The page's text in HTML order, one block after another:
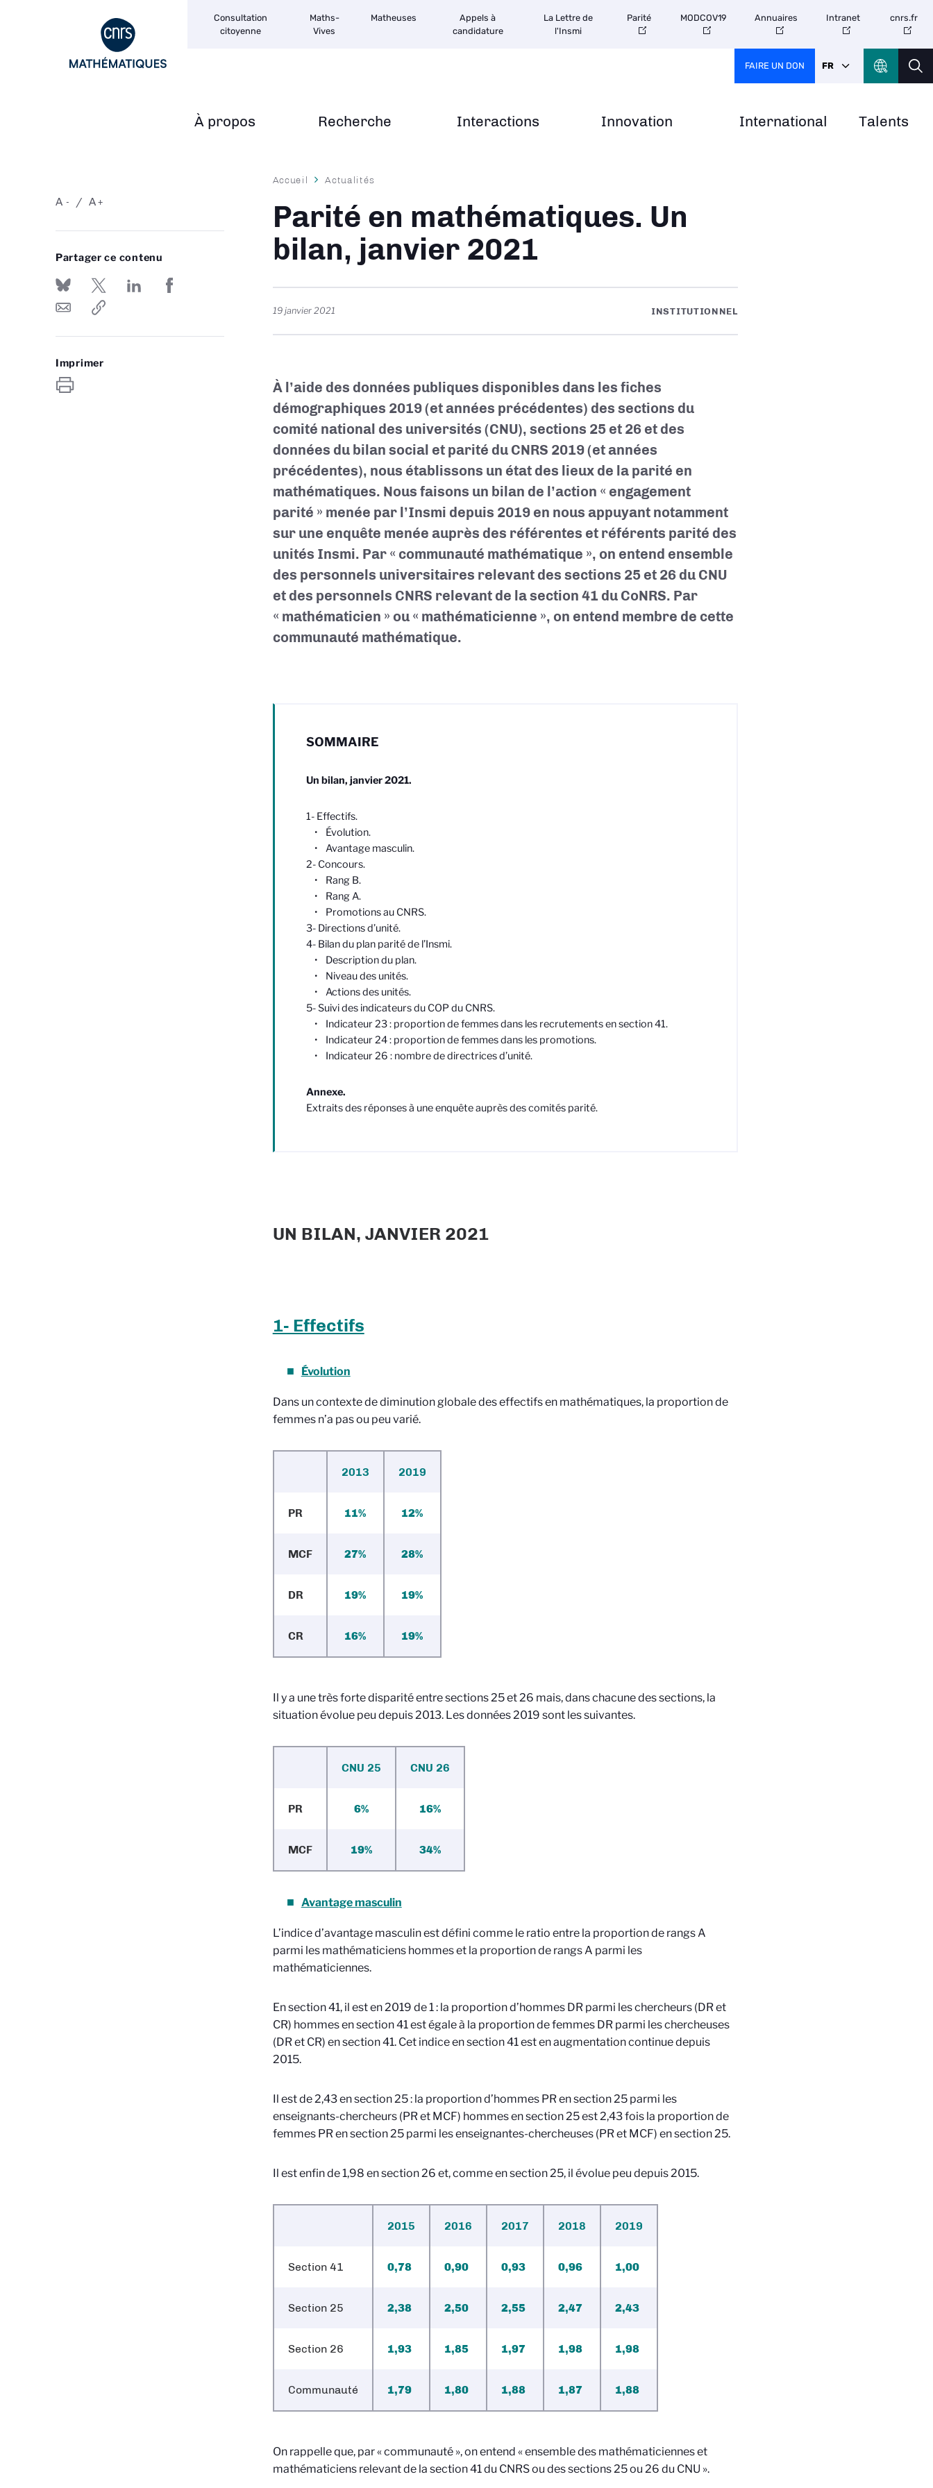
Navigation
À propos Recherche Interactions Innovation International Talents
secondaire
Consultation
citoyenne
Maths-
Vives
Matheuses
Appels à
candidature
La Lettre de
l'Insmi
Parité MODCOV19 Annuaires Intranet cnrs.fr
FAIRE UN DON FR
-
A +
A
Partager ce contenu
Imprimer
Fil
Accueil Actualités
Parité en mathématiques. Un
bilan, janvier 2021
19 janvier 2021 INSTITUTIONNEL
À l’aide des données publiques disponibles dans les fiches
démographiques 2019 (et années précédentes) des sections du
comité national des universités (CNU), sections 25 et 26 et des
données du bilan social et parité du CNRS 2019 (et années
précédentes), nous établissons un état des lieux de la parité en
mathématiques. Nous faisons un bilan de l’action « engagement
parité » menée par l’Insmi depuis 2019 en nous appuyant notamment
sur une enquête menée auprès des référentes et référents parité des
unités Insmi. Par « communauté mathématique », on entend ensemble
des personnels universitaires relevant des sections 25 et 26 du CNU
et des personnels CNRS relevant de la section 41 du CoNRS. Par
« mathématicien » ou « mathématicienne », on entend membre de cette
communauté mathématique.
SOMMAIRE
Un bilan, janvier 2021.
1- Effectifs.
• Évolution.
• Avantage masculin.
2- Concours.
• Rang B.
• Rang A.
• Promotions au CNRS.
3- Directions d’unité.
4- Bilan du plan parité de l’Insmi.
• Description du plan.
• Niveau des unités.
• Actions des unités.
5- Suivi des indicateurs du COP du CNRS.
• Indicateur 23 : proportion de femmes dans les recrutements en section 41.
• Indicateur 24 : proportion de femmes dans les promotions.
• Indicateur 26 : nombre de directrices d’unité.
Annexe.
Extraits des réponses à une enquête auprès des comités parité.
UN BILAN, JANVIER 2021
1- Effectifs
Évolution
Dans un contexte de diminution globale des effectifs en mathématiques, la proportion de
femmes n’a pas ou peu varié.
2013 2019
PR 11% 12%
MCF 27% 28%
DR 19% 19%
CR 16% 19%
Il y a une très forte disparité entre sections 25 et 26 mais, dans chacune des sections, la
situation évolue peu depuis 2013. Les données 2019 sont les suivantes.
CNU 25 CNU 26
PR 6% 16%
MCF 19% 34%
Avantage masculin
L’indice d’avantage masculin est défini comme le ratio entre la proportion de rangs A
parmi les mathématiciens hommes et la proportion de rangs A parmi les
mathématiciennes.
En section 41, il est en 2019 de 1 : la proportion d’hommes DR parmi les chercheurs (DR et
CR) hommes en section 41 est égale à la proportion de femmes DR parmi les chercheuses
(DR et CR) en section 41. Cet indice en section 41 est en augmentation continue depuis
2015.
Il est de 2,43 en section 25 : la proportion d’hommes PR en section 25 parmi les
enseignants-chercheurs (PR et MCF) hommes en section 25 est 2,43 fois la proportion de
femmes PR en section 25 parmi les enseignantes-chercheuses (PR et MCF) en section 25.
Il est enfin de 1,98 en section 26 et, comme en section 25, il évolue peu depuis 2015.
2015 2016 2017 2018 2019
Section 41 0,78 0,90 0,93 0,96 1,00
Section 25 2,38 2,50 2,55 2,47 2,43
Section 26 1,93 1,85 1,97 1,98 1,98
Communauté 1,79 1,80 1,88 1,87 1,88
On rappelle que, par « communauté », on entend « ensemble des mathématiciennes et
mathématiciens relevant de la section 41 du CNRS ou des sections 25 ou 26 du CNU ».